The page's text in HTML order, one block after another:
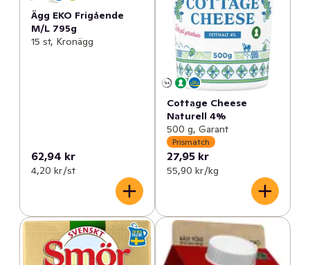
Ägg EKO Frigående
M/L 795g
15 st, Kronägg
62,94 kr
4,20 kr /st
Cottage Cheese
Naturell 4%
500 g, Garant
Prismatch
27,95 kr
55,90 kr /kg